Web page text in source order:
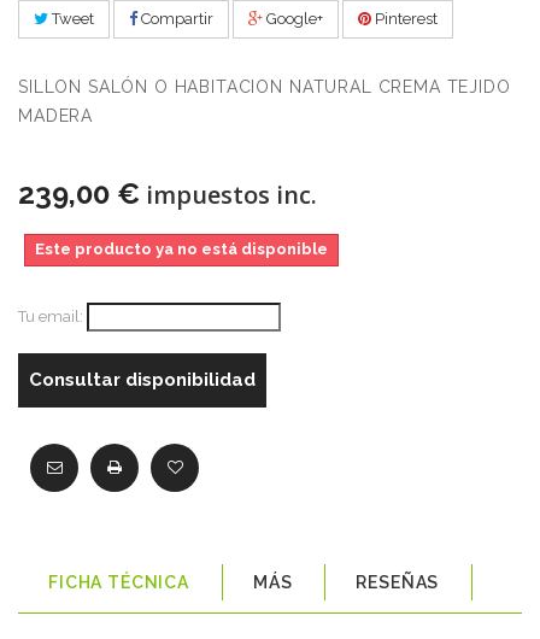
Tweet Compartir Google+ Pinterest
SILLON SALÓN O HABITACION NATURAL CREMA TEJIDO
MADERA
239,00 € impuestos inc.
Este producto ya no está disponible
Tu email:
Consultar disponibilidad
FICHA TÉCNICA MÁS RESEÑAS